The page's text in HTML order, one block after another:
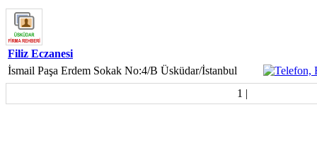
Filiz Eczanesi
İsmail Paşa Erdem Sokak No:4/B Üsküdar/İstanbul
1 |